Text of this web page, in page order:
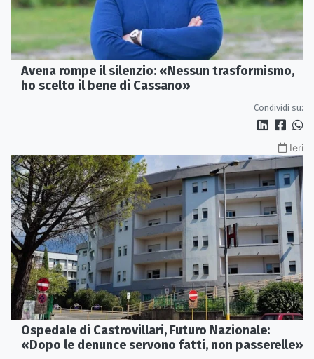
Avena rompe il silenzio: «Nessun trasformismo,
ho scelto il bene di Cassano»
Condividi su:
Ieri
Ospedale di Castrovillari, Futuro Nazionale:
«Dopo le denunce servono fatti, non passerelle»